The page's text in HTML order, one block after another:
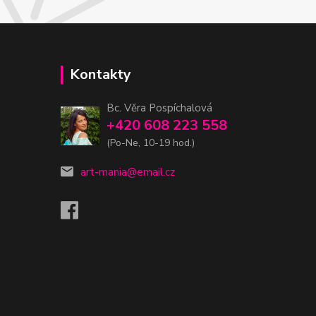
Kontakty
Bc. Věra Pospíchalová
+420 608 223 558
(Po-Ne, 10-19 hod.)
art-mania@email.cz